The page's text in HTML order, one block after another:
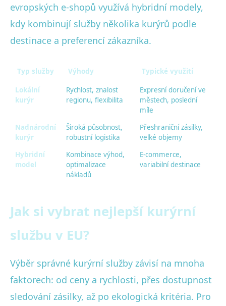
evropských e-shopů využívá hybridní modely,
kdy kombinují služby několika kurýrů podle
destinace a preferencí zákazníka.
Typ služby Výhody Typické využití
Lokální
kurýr
Rychlost, znalost
regionu, flexibilita
Expresní doručení ve
městech, poslední
míle
Nadnárodní
kurýr
Široká působnost,
robustní logistika
Přeshraniční zásilky,
velké objemy
Hybridní
model
Kombinace výhod,
optimalizace
nákladů
E-commerce,
variabilní destinace
Jak si vybrat nejlepší kurýrní
službu v EU?
Výběr správné kurýrní služby závisí na mnoha
faktorech: od ceny a rychlosti, přes dostupnost
sledování zásilky, až po ekologická kritéria. Pro